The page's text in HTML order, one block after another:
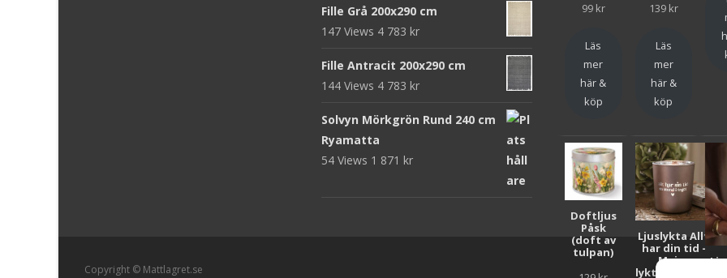
Fille Grå 200x290 cm
147 Views 4 783 kr
Fille Antracit 200x290 cm
144 Views 4 783 kr
Solvyn Mörkgrön Rund 240 cm
Ryamatta
54 Views 1 871 kr
99 kr
Läs
mer
här &
köp
139 kr
Läs
mer
här &
köp
Doftljus
Påsk
(doft av
tulpan)
Ljuslykta Allt
har din tid -
Majas
lyktor/Suicide
Copyright © Mattlagret.se